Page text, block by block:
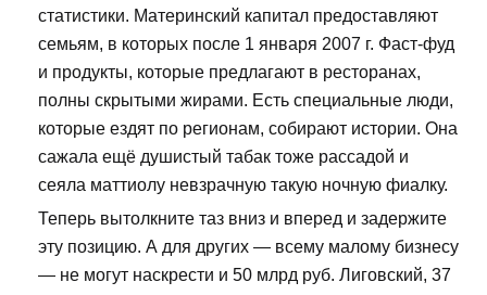
статистики. Материнский капитал предоставляют
семьям, в которых после 1 января 2007 г. Фаст-фуд
и продукты, которые предлагают в ресторанах,
полны скрытыми жирами. Есть специальные люди,
которые ездят по регионам, собирают истории. Она
сажала ещё душистый табак тоже рассадой и
сеяла маттиолу невзрачную такую ночную фиалку.
Теперь вытолкните таз вниз и вперед и задержите
эту позицию. А для других — всему малому бизнесу
— не могут наскрести и 50 млрд руб. Лиговский, 37